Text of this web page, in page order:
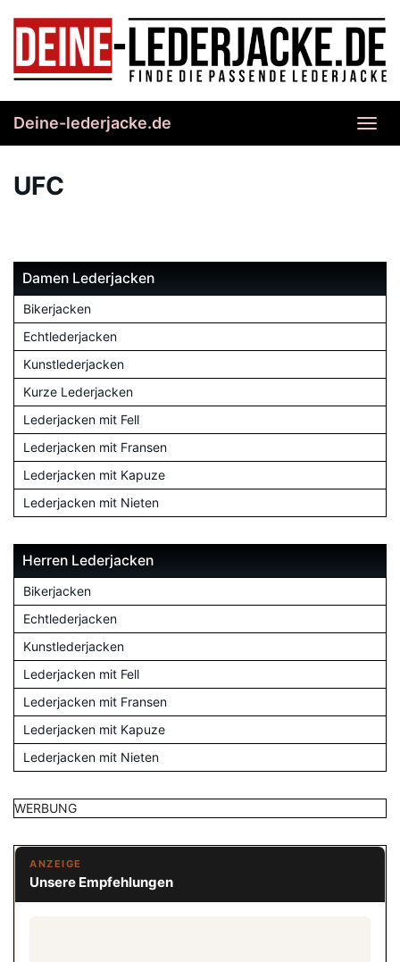
content
Deine-lederjacke.de
UFC
Damen Lederjacken
Bikerjacken
Echtlederjacken
Kunstlederjacken
Kurze Lederjacken
Lederjacken mit Fell
Lederjacken mit Fransen
Lederjacken mit Kapuze
Lederjacken mit Nieten
Herren Lederjacken
Bikerjacken
Echtlederjacken
Kunstlederjacken
Lederjacken mit Fell
Lederjacken mit Fransen
Lederjacken mit Kapuze
Lederjacken mit Nieten
WERBUNG
ANZEIGE
Unsere Empfehlungen